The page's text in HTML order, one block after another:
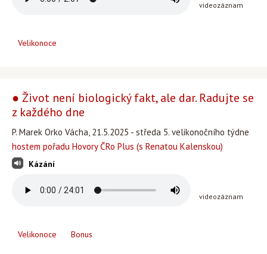
videozáznam
Velikonoce
● Život není biologický fakt, ale dar. Radujte se
z každého dne
P. Marek Orko Vácha, 21.5.2025 - středa 5. velikonočního týdne
hostem pořadu Hovory ČRo Plus (s Renatou Kalenskou)
Kázání
videozáznam
Velikonoce Bonus